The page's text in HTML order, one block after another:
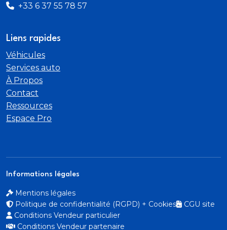
+33 6 37 55 78 57
Liens rapides
Véhicules
Services auto
À Propos
Contact
Ressources
Espace Pro
Informations légales
Mentions légales
Politique de confidentialité (RGPD) + Cookies
CGU site
Conditions Vendeur particulier
Conditions Vendeur partenaire